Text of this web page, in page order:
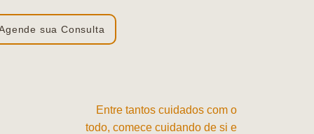
sua Consulta
Entre tantos cuidados com o
todo, comece cuidando de si e